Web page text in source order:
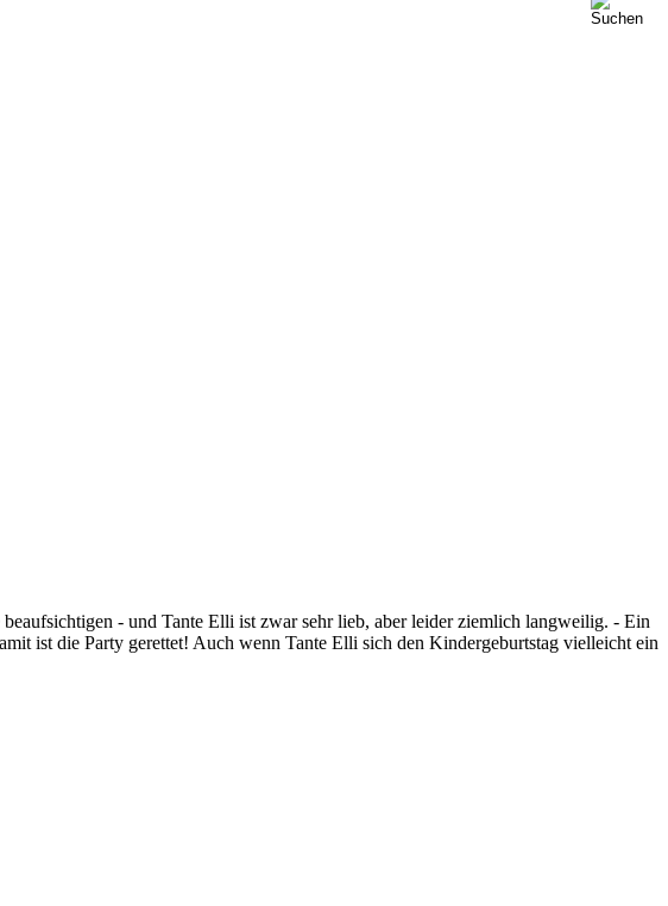
- und Tante Elli ist zwar sehr lieb, aber leider ziemlich langweilig. - Ein
ist die Party gerettet! Auch wenn Tante Elli sich den Kindergeburtstag vielleicht ein